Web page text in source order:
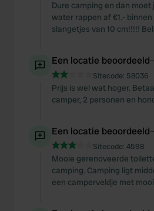
Dure camping en dan moet
water rappen af €1.-
slangetjes van 10 cm!!!!!
Een locatie beoordeeld
Sitecode: 58036
Prijs is wel wat hoger.
camper, 2 personen en
Een locatie beoordeeld
Sitecode: 4598
Mooie gerenoveerde
camping. Camping ligt
een camperveldje met